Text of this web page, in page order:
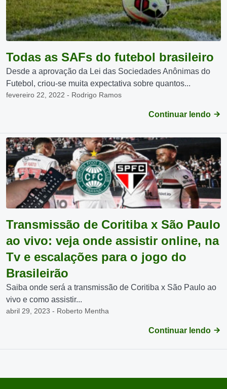
Todas as SAFs do futebol brasileiro
Desde a aprovação da Lei das Sociedades Anônimas do
Futebol, criou-se muita expectativa sobre quantos...
fevereiro 22, 2022 - Rodrigo Ramos
Continuar lendo
Transmissão de Coritiba x São Paulo
ao vivo: veja onde assistir online, na
Tv e escalações para o jogo do
Brasileirão
Saiba onde será a transmissão de Coritiba x São Paulo ao
vivo e como assistir...
abril 29, 2023 - Roberto Mentha
Continuar lendo